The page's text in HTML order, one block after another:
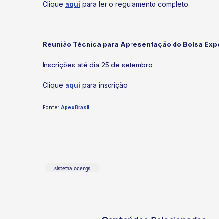
Clique aqui para ler o regulamento completo.
Reunião Técnica para Apresentação do Bolsa
Inscrições até dia 25 de setembro
Clique aqui para inscrição
Fonte: ApexBrasil
sistema ocergs